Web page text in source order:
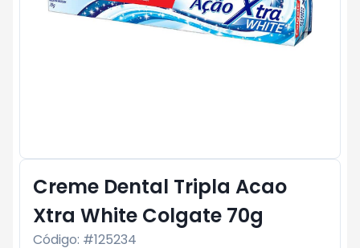
Creme Dental Tripla Acao
Xtra White Colgate 70g
Código: #125234